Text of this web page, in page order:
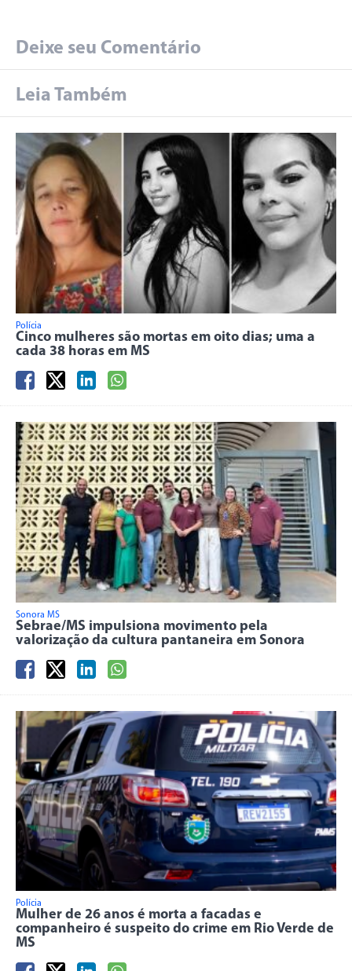
Deixe seu Comentário
Leia Também
Polícia
Cinco mulheres são mortas em oito dias; uma a
cada 38 horas em MS
Sonora MS
Sebrae/MS impulsiona movimento pela
valorização da cultura pantaneira em Sonora
Polícia
Mulher de 26 anos é morta a facadas e
companheiro é suspeito do crime em Rio Verde de
MS